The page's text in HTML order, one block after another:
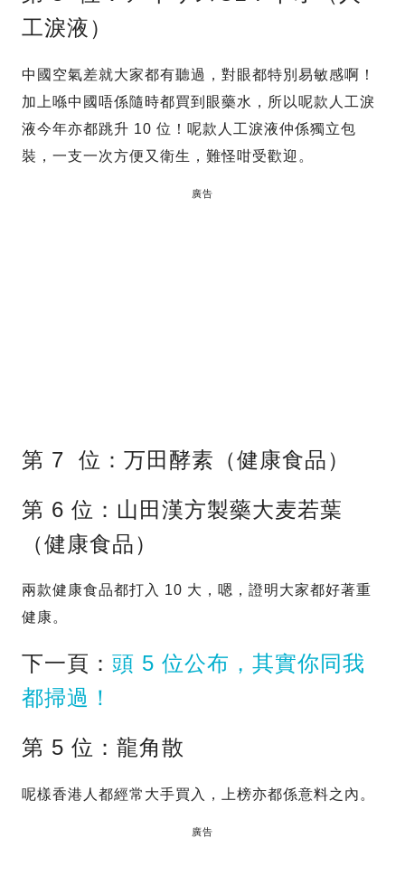
工淚液）
中國空氣差就大家都有聽過，對眼都特別易敏感啊！
加上喺中國唔係隨時都買到眼藥水，所以呢款人工淚
液今年亦都跳升 10 位！呢款人工淚液仲係獨立包
裝，一支一次方便又衛生，難怪咁受歡迎。
廣告
第 7 位：万田酵素（健康食品）
第 6 位：山田漢方製藥大麦若葉
（健康食品）
兩款健康食品都打入 10 大，嗯，證明大家都好著重
健康。
下一頁： 頭 5 位公布，其實你同我
都掃過！
第 5 位：龍角散
呢樣香港人都經常大手買入，上榜亦都係意料之內。
廣告